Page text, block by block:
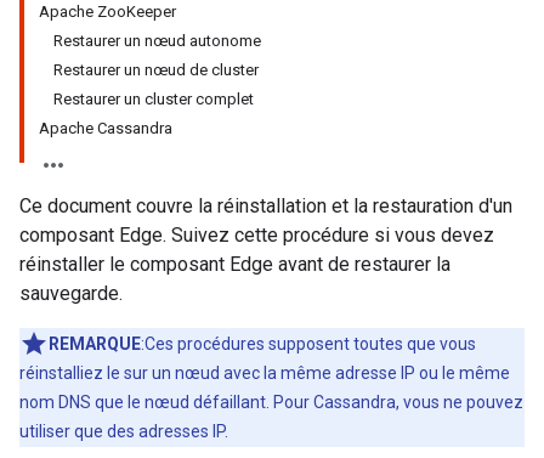
Apache ZooKeeper
Restaurer un nœud autonome
Restaurer un nœud de cluster
Restaurer un cluster complet
Apache Cassandra
Ce document couvre la réinstallation et la restauration d'un
composant Edge. Suivez cette procédure si vous devez
réinstaller le composant Edge avant de restaurer la
sauvegarde.
REMARQUE:Ces procédures supposent toutes que vous
réinstalliez le sur un nœud avec la même adresse IP ou le même
nom DNS que le nœud défaillant. Pour Cassandra, vous ne pouvez
utiliser que des adresses IP.